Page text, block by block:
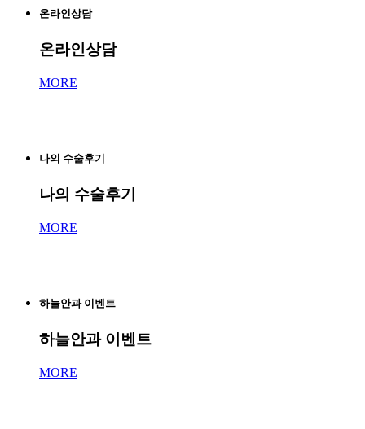
온라인상담
온라인상담
MORE
나의 수술후기
나의 수술후기
MORE
하늘안과 이벤트
하늘안과 이벤트
MORE